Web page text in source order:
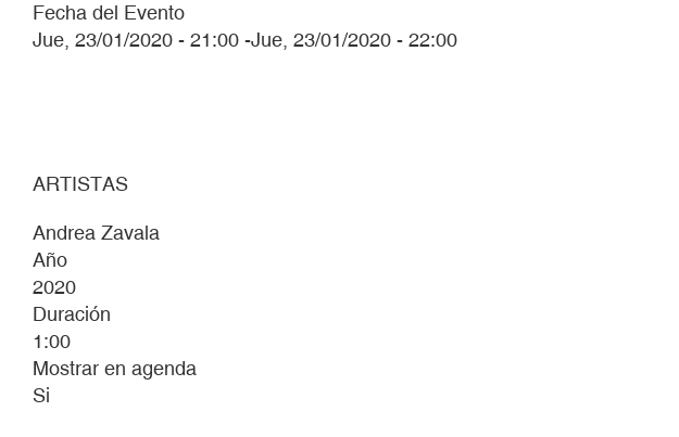
Fecha del Evento
Jue, 23/01/2020 - 21:00 -Jue, 23/01/2020 - 22:00
ARTISTAS
Andrea Zavala
Año
2020
Duración
1:00
Mostrar en agenda
Si